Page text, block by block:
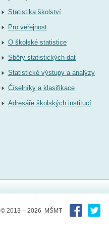
Statistika školství
Pro veřejnost
O školské statistice
Sběry statistických dat
Statistické výstupy a analýzy
Číselníky a klasifikace
Adresáře školských institucí
© 2013 – 2026 MŠMT